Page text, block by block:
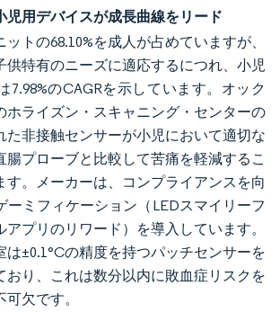
児用デバイスが成長曲線をリード
トの68.10%を成人が占めていますが、
供特有のニーズに適応するにつれ、小児
7.98%のCAGRを示しています。オック
ホライズン・スキャニング・センターの
た非接触センサーが小児において適切な
腸プローブと比較して苦痛を軽減するこ
す。メーカーは、コンプライアンスを向
ーミフィケーション（LEDスマイリーフ
アプリのリワード）を導入しています。
は±0.1°Cの精度を持つパッチセンサーを
おり、これは数分以内に敗血症リスクを
欠です。